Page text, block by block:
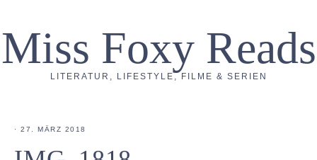
Miss Foxy Reads
LITERATUR, LIFESTYLE, FILME & SERIEN
· 27. MÄRZ 2018